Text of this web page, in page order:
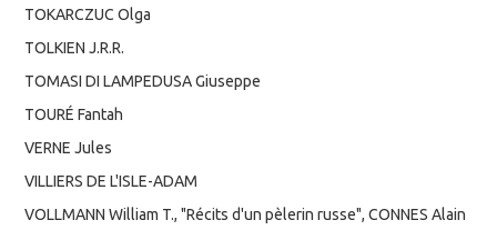
TOKARCZUC Olga
TOLKIEN J.R.R.
TOMASI DI LAMPEDUSA Giuseppe
TOURÉ Fantah
VERNE Jules
VILLIERS DE L'ISLE-ADAM
VOLLMANN William T., "Récits d'un pèlerin russe", CONNES Alain